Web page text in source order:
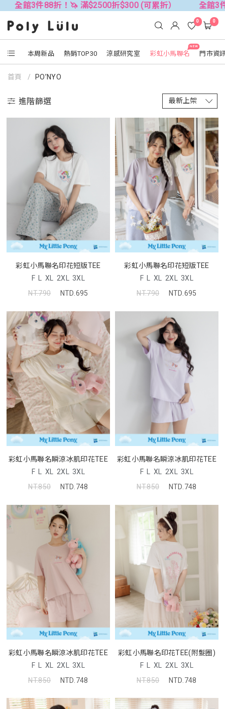
滿$2500折$300 (可累折） 全館3件88折！🦄 滿$2500
本周新品 熱銷TOP30 涼感研究室
NEW
彩虹小馬聯名 門市資
0 0
首頁 PO’NYO
進階篩選
彩虹小馬聯名印花短版TEE
F L XL 2XL 3XL
NT.790
NTD.695
彩虹小馬聯名印花短版TEE
F L XL 2XL 3XL
NT.790
NTD.695
彩虹小馬聯名瞬涼冰肌印花TEE
F L XL 2XL 3XL
NT.850
NTD.748
彩虹小馬聯名瞬涼冰肌印花TEE
F L XL 2XL 3XL
NT.850
NTD.748
彩虹小馬聯名瞬涼冰肌印花TEE
F L XL 2XL 3XL
NT.850
NTD.748
彩虹小馬聯名印花TEE(附髮圈)
F L XL 2XL 3XL
NT.850
NTD.748